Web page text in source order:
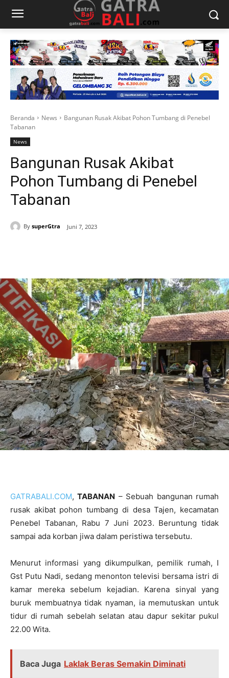
Beranda News
Bangunan Rusak Akibat Pohon Tumbang di Penebel
Tabanan
News
Bangunan Rusak Akibat
Pohon Tumbang di Penebel
Tabanan
By superGtra Juni 7, 2023
GATRABALI.COM,TABANAN – Sebuah bangunan rumah
rusak akibat pohon tumbang di desa Tajen, kecamatan
Penebel Tabanan, Rabu 7 Juni 2023. Beruntung tidak
sampai ada korban jiwa dalam peristiwa tersebutu.
Menurut informasi yang dikumpulkan, pemilik rumah, I
Gst Putu Nadi, sedang menonton televisi bersama istri di
kamar mereka sebelum kejadian. Karena sinyal yang
buruk membuatnya tidak nyaman, ia memutuskan untuk
tidur di rumah sebelah selatan atau dapur sekitar pukul
22.00 Wita.
Baca Juga Laklak Beras Semakin Diminati